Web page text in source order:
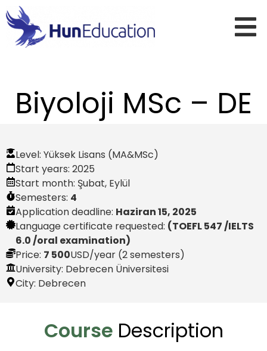
Biyoloji MSc – DE
Level: Yüksek Lisans (MA&MSc)
Start years: 2025
Start month: Şubat, Eylül
Semesters: 4
Application deadline: Haziran 15, 2025
Language certificate requested: (TOEFL 547 /IELTS
6.0 /oral examination)
Price: 7 500USD/year (2 semesters)
University: Debrecen Üniversitesi
City: Debrecen
Course Description